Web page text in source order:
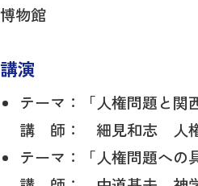
博物館
講演
テーマ：「人権問題と関
講 師： 細見和志 人権
テーマ：「人権問題への